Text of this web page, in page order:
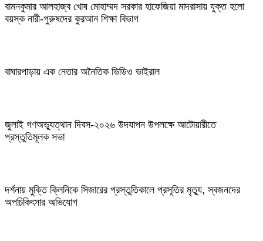
বামনকুমার আলহাজ্ব খোষ মোহাম্মদ সরকার হাফেজিয়া মাদরাসায় যুক্ত হলো
বয়স্ক নারী-পুরুষদের কুরআন শিক্ষা বিভাগ
বাঘারপাড়ায় এক নেতার অনৈতিক ভিডিও ভাইরাল
জুলাই গণঅভ্যুত্থান দিবস-২০২৬ উদযাপন উপলক্ষে আটোয়ারীতে
প্রস্তুতিমূলক সভা
দর্শনায় মুক্তি ক্লিনিকে সিজারের প্রস্তুতিকালে প্রসূতির মৃত্যু, স্বজনদের
অপচিকিৎসার অভিযোগ